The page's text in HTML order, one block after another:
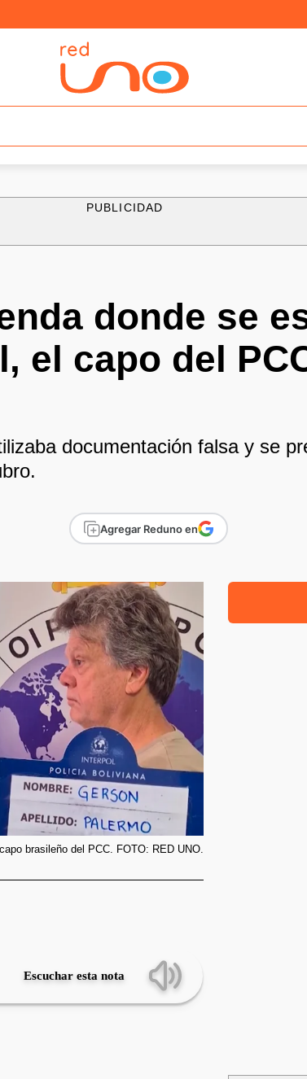
PUBLICIDAD
donde se
el capo del
documentación falsa y se
Agregar Reduno en
brasileño del PCC. FOTO: RED UNO.
Escuchar esta nota